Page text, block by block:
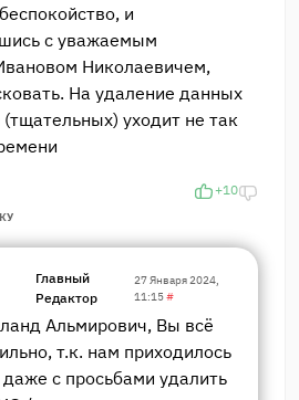
и
с уважаемым
Николаевичем,
На удаление данных
уходит не так
+10
Главный
Редактор
27 Января 2024,
11:15#
Альмирович, Вы всё
т.к. нам приходилось
даже с просьбами удалить